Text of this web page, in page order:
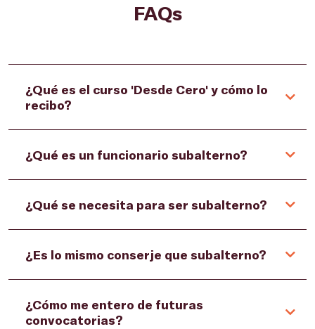
FAQs
¿Qué es el curso 'Desde Cero' y cómo lo
recibo?
¿Qué es un funcionario subalterno?
¿Qué se necesita para ser subalterno?
¿Es lo mismo conserje que subalterno?
¿Cómo me entero de futuras
convocatorias?